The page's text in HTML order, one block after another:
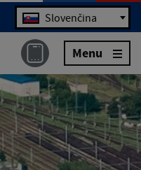
Jazyk Slovenčina
Menu